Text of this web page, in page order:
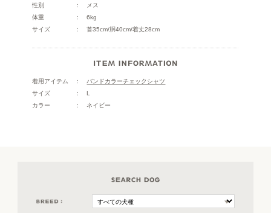
性別
メス
体重
6kg
サイズ
首35cm/胴40cm/着丈28cm
着用アイテム
バンドカラーチェックシャツ
サイズ
L
カラー
ネイビー